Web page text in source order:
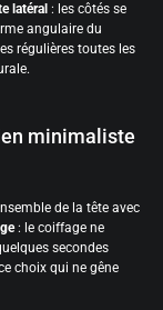
latéral : les côtés se
angulaire du
régulières toutes les
minimaliste
de la tête avec
: le coiffage ne
secondes
choix qui ne gêne